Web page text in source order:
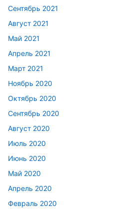
Сентябрь 2021
Август 2021
Май 2021
Апрель 2021
Март 2021
Ноябрь 2020
Октябрь 2020
Сентябрь 2020
Август 2020
Июль 2020
Июнь 2020
Май 2020
Апрель 2020
Февраль 2020